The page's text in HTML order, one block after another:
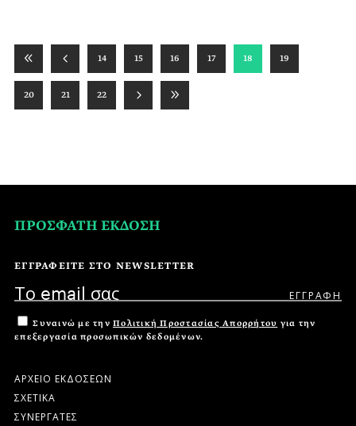
14 15 16 17 18 19
20 21 22
ΠΡΟΣΦΑΤΗ ΕΚΔΟΣΗ
ΕΓΓΡΑΦΕΙΤΕ ΣΤΟ NEWSLETTER
Συναινώ με την Πολιτική Προστασίας Απορρήτου για την
επεξεργασία προσωπικών δεδομένων.
ΑΡΧΕΙΟ ΕΚΔΟΣΕΩΝ
ΣΧΕΤΙΚΑ
ΣΥΝΕΡΓΑΤΕΣ